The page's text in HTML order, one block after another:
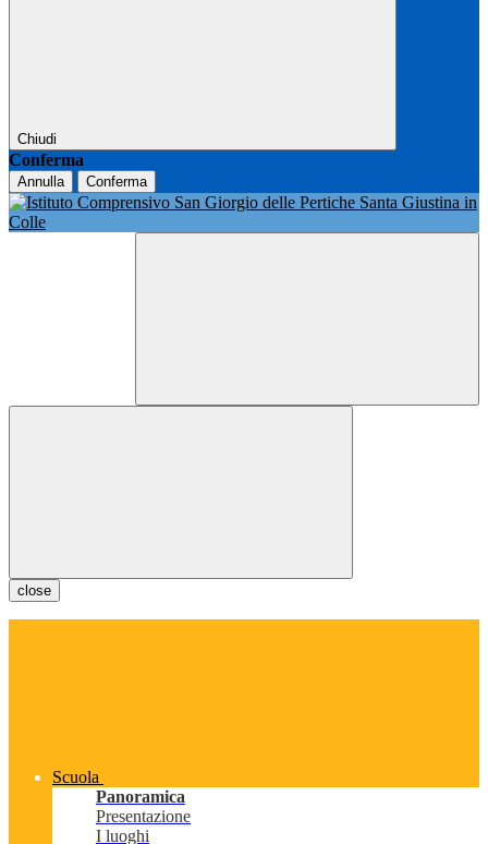
Chiudi
Conferma
Annulla Conferma
close
Scuola
Panoramica
Presentazione
I luoghi